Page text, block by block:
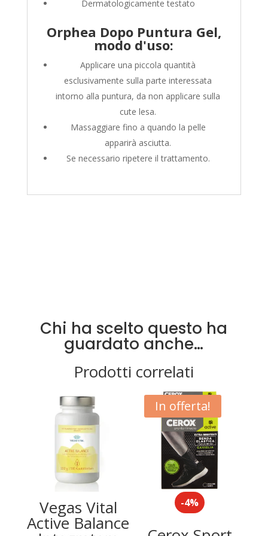
Dermatologicamente testato
Orphea Dopo Puntura Gel,
modo d'uso:
Applicare una piccola quantità
esclusivamente sulla parte interessata
intorno alla puntura, da non applicare sulla
cute lesa.
Massaggiare fino a quando la pelle
apparirà asciutta.
Se necessario ripetere il trattamento.
Chi ha scelto questo ha
guardato anche…
Prodotti correlati
Vegas Vital
Active Balance
In offerta!
-4%